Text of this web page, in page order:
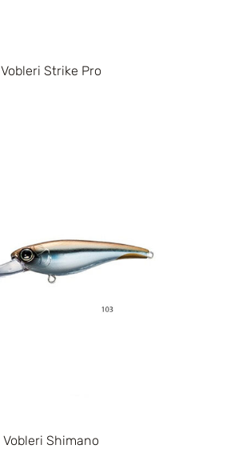
Vobleri Strike Pro
Vobleri Shimano